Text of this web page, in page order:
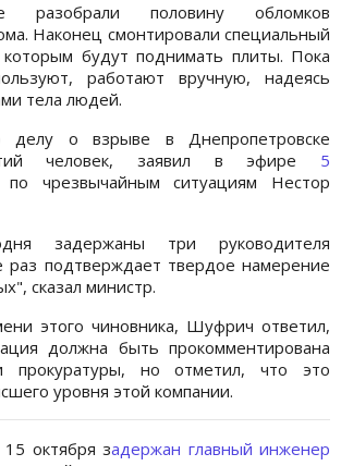
разобрали половину обломков
Наконец смонтировали специальный
будут поднимать плиты. Пока
работают вручную, надеясь
тела людей.
о взрыве в Днепропетровске
человек, заявил в эфире 5
по чрезвычайным ситуациям Нестор
задержаны три руководителя
раз подтверждает твердое намерение
сказал министр.
этого чиновника, Шуфрич ответил,
должна быть прокомментирована
прокуратуры, но отметил, что это
уровня этой компании.
октября задержан главный инженер